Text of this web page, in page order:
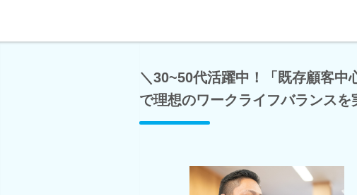
＼30~50代活躍中！「既存顧客中
で理想のワークライフバランスを